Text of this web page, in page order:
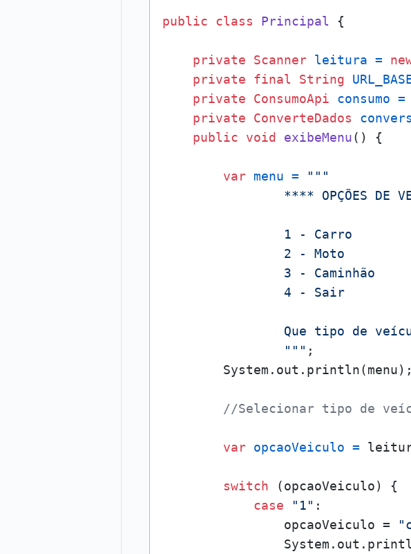
public class Principal {
private Scanner leitura =
private
final String
private
ConsumoApi consumo =
private
ConverteDados
public
void exibeMenu() {
var menu =
"""
**** OPÇÕES DE
                1 - Carro
                2 - Moto
                3 - Caminhão
                4 - Sair
Que tipo de
                """
;
        System.out.println(menu);
//Selecionar tipo de
var opcaoVeiculo =
switch (opcaoVeiculo) {
case
"1" :
                opcaoVeiculo =